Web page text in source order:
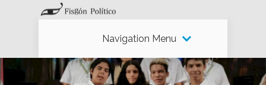
Navigation Menu